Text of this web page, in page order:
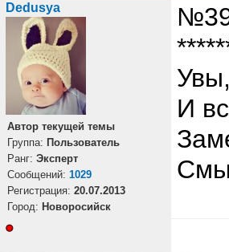
Dedusya
Автор текущей темы
Группа: Пользователь
Ранг: Эксперт
Cообщений: 1029
Регистрация: 20.07.2013
Город: Новоросийск
И